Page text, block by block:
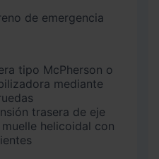
de emergencia
mediante
trasera de eje
helicoidal con